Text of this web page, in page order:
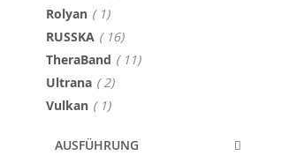
Rolyan 1Artikel
RUSSKA 16Artikel
TheraBand 11Artikel
Ultrana 2Artikel
Vulkan 1Artikel
AUSFÜHRUNG